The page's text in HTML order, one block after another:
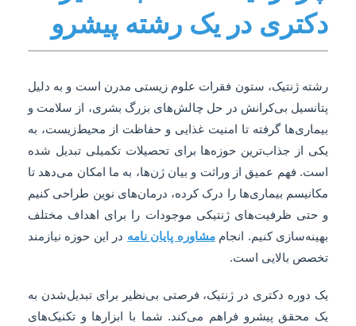
دکتری در یک رشته پیشرو
رشته ژنتیک، ستون فقرات علوم زیستی مدرن است و به دلیل
پتانسیل بی‌کرانش در حل چالش‌های بزرگ بشری، از سلامت و
بیماری‌ها گرفته تا امنیت غذایی و حفاظت از محیط‌زیست، به
یکی از جذاب‌ترین حوزه‌ها برای تحصیلات تکمیلی تبدیل شده
است. فهم عمیق از وراثت و بیان ژن‌ها، به ما امکان می‌دهد تا
مکانیسم بیماری‌ها را درک کرده، درمان‌های نوین طراحی کنیم
و حتی ظرفیت‌های ژنتیکی موجودات را برای اهداف مختلف
بهینه‌سازی کنیم. انجاممشاوره پایان نامه در این حوزه نیازمند
تخصص بالایی است.
یک دوره دکتری در ژنتیک، فرصتی بی‌نظیر برای تبدیل‌شدن به
یک محقق پیشرو فراهم می‌کند. شما با ابزارها و تکنیک‌های